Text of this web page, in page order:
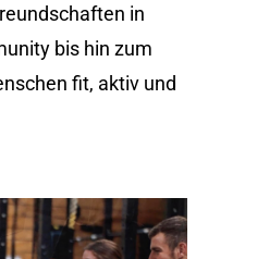
in
bis hin zum
fit, aktiv und